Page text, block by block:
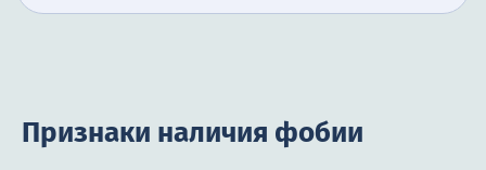
Признаки наличия фобии